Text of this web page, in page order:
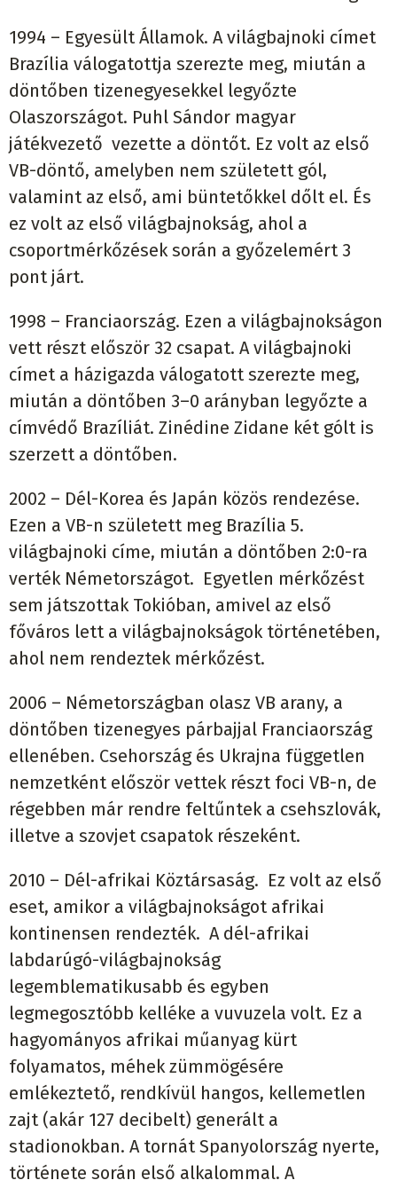
1994 – Egyesült Államok. A világbajnoki címet
Brazília válogatottja szerezte meg, miután a
döntőben tizenegyesekkel legyőzte
Olaszországot. Puhl Sándor magyar
játékvezető vezette a döntőt. Ez volt az első
VB-döntő, amelyben nem született gól,
valamint az első, ami büntetőkkel dőlt el. És
ez volt az első világbajnokság, ahol a
csoportmérkőzések során a győzelemért 3
pont járt.
1998 – Franciaország. Ezen a világbajnokságon
vett részt először 32 csapat. A világbajnoki
címet a házigazda válogatott szerezte meg,
miután a döntőben 3–0 arányban legyőzte a
címvédő Brazíliát. Zinédine Zidane két gólt is
szerzett a döntőben.
2002 – Dél-Korea és Japán közös rendezése.
Ezen a VB-n született meg Brazília 5.
világbajnoki címe, miután a döntőben 2:0-ra
verték Németországot. Egyetlen mérkőzést
sem játszottak Tokióban, amivel az első
főváros lett a világbajnokságok történetében,
ahol nem rendeztek mérkőzést.
2006 – Németországban olasz VB arany, a
döntőben tizenegyes párbajjal Franciaország
ellenében. Csehország és Ukrajna független
nemzetként először vettek részt foci VB-n, de
régebben már rendre feltűntek a csehszlovák,
illetve a szovjet csapatok részeként.
2010 – Dél-afrikai Köztársaság. Ez volt az első
eset, amikor a világbajnokságot afrikai
kontinensen rendezték. A dél-afrikai
labdarúgó-világbajnokság
legemblematikusabb és egyben
legmegosztóbb kelléke a vuvuzela volt. Ez a
hagyományos afrikai műanyag kürt
folyamatos, méhek zümmögésére
emlékeztető, rendkívül hangos, kellemetlen
zajt (akár 127 decibelt) generált a
stadionokban. A tornát Spanyolország nyerte,
története során első alkalommal. A